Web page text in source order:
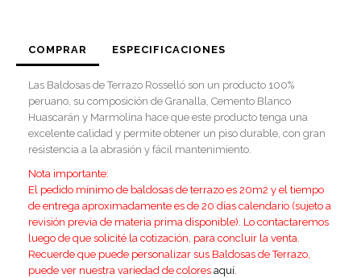
COMPRAR ESPECIFICACIONES
Las Baldosas de Terrazo Rosselló son un producto 100%
peruano, su composición de Granalla, Cemento Blanco
Huascarán y Marmolina hace que este producto tenga una
excelente calidad y permite obtener un piso durable, con gran
resistencia a la abrasión y fácil mantenimiento.
Nota importante:
El pedido mínimo de baldosas de terrazo es 20m2 y el tiempo
de entrega aproximadamente es de 20 días calendario (sujeto a
revisión previa de materia prima disponible). Lo contactaremos
luego de que solicité la cotización, para concluir la venta.
Recuerde que puede personalizar sus Baldosas de Terrazo,
puede ver nuestra variedad de colores aquí.